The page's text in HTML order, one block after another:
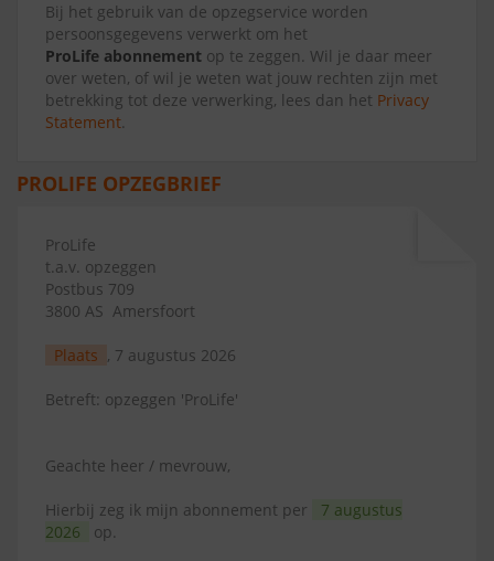
Bij het gebruik van de opzegservice worden
persoonsgegevens verwerkt om het
ProLife abonnement op te zeggen. Wil je daar meer
over weten, of wil je weten wat jouw rechten zijn met
betrekking tot deze verwerking, lees dan het Privacy
Statement.
PROLIFE OPZEGBRIEF
ProLife
t.a.v. opzeggen
Postbus 709
3800 AS ​​ Amersfoort
Plaats , 7 augustus 2026
Betreft: opzeggen 'ProLife'
Geachte heer / mevrouw,
Hierbij zeg ik mijn abonnement per
7 augustus
2026
op.